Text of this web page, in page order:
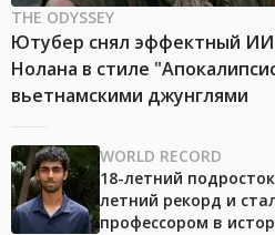
THE ODYSSEY
Ютубер снял эффектный
Нолана в стиле
вьетнамскими джунглями
WORLD RECORD
18-летний
летний рекорд и
профессором в